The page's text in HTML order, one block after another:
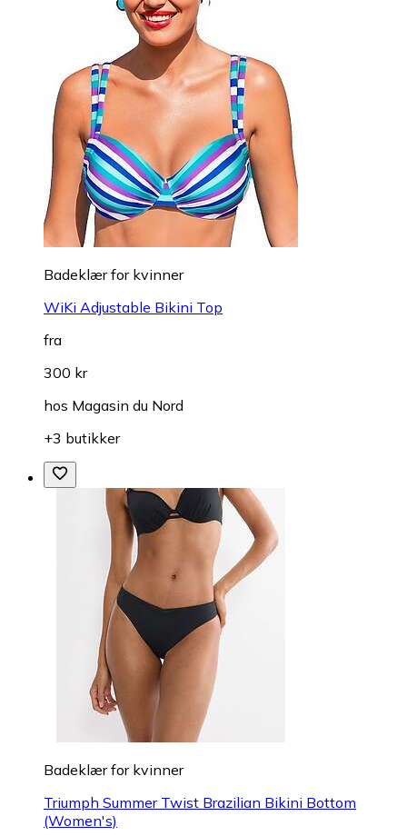
Badeklær for kvinner
WiKi Adjustable Bikini Top
fra
300 kr
hos Magasin du Nord
+3 butikker
Badeklær for kvinner
Triumph Summer Twist Brazilian Bikini Bottom
(Women's)